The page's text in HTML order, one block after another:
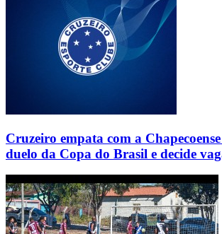
Cruzeiro empata com a
duelo da Copa do Brasil e decide